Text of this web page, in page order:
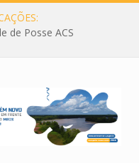
de Posse ACS